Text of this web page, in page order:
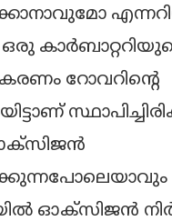
ഒരു
റോവറിന്റെ
ഓക്സിജൻ